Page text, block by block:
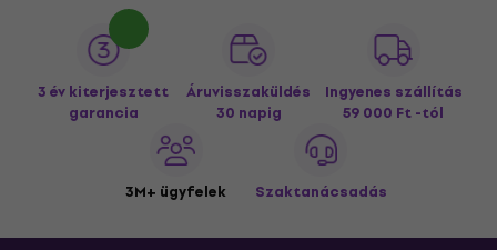
3 év kiterjesztett
garancia
Áruvisszaküldés
30 napig
Ingyenes szállítás
59 000 Ft -tól
3M+ ügyfelek Szaktanácsadás